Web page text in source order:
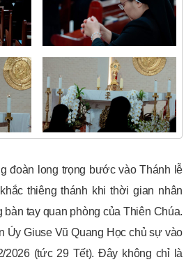
đoàn long trọng bước vào Thánh lễ
thiêng thánh khi thời gian nhân
bàn tay quan phòng của Thiên Chúa.
ÚyGiuse Vũ Quang Họcchủ sự vào
2026 (tức 29 Tết). Đây không chỉ là